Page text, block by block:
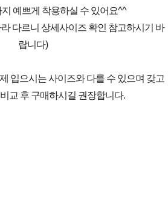
예쁘게 착용하실 수 있어요^^
다르니 상세사이즈 확인 참고하시기 바
랍니다)
입으시는 사이즈와 다를 수 있으며 갖고
교 후 구매하시길 권장합니다.